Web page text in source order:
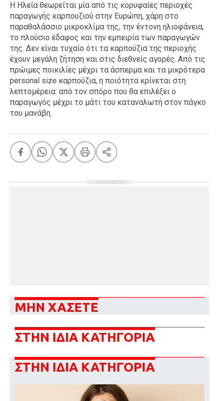
Η Ηλεία θεωρείται μία από τις κορυφαίες περιοχές
παραγωγής καρπουζιού στην Ευρώπη, χάρη στο
παραθαλάσσιο μικροκλίμα της, την έντονη ηλιοφάνεια,
το πλούσιο έδαφος και την εμπειρία των παραγωγών
της. Δεν είναι τυχαίο ότι τα καρπούζια της περιοχής
έχουν μεγάλη ζήτηση και στις διεθνείς αγορές. Από τις
πρώιμες ποικιλίες μέχρι τα άσπερμα και τα μικρότερα
personal size καρπούζια, η ποιότητα κρίνεται στη
λεπτομέρεια: από τον σπόρο που θα επιλέξει ο
παραγωγός μέχρι το μάτι του καταναλωτή στον πάγκο
του μανάβη.
ΔΙΑΦΗΜΙΣΗ
ΜΗΝ ΧΑΣΕΤΕ
ΣΤΗΝ ΙΔΙΑ ΚΑΤΗΓΟΡΙΑ
ΣΤΗΝ ΙΔΙΑ ΚΑΤΗΓΟΡΙΑ